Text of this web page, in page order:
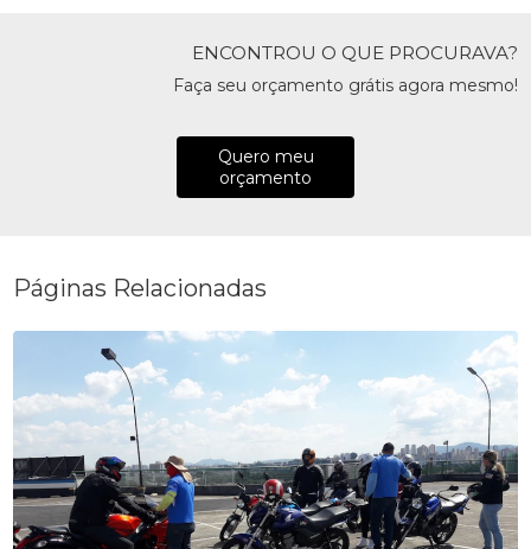
ENCONTROU O QUE PROCURAVA?
Faça seu orçamento grátis agora mesmo!
Quero meu
orçamento
Páginas Relacionadas